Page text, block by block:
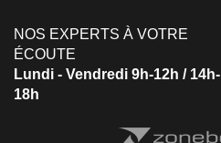
NOS EXPERTS À VOTRE
ÉCOUTE
Lundi - Vendredi 9h-12h / 14h-
18h